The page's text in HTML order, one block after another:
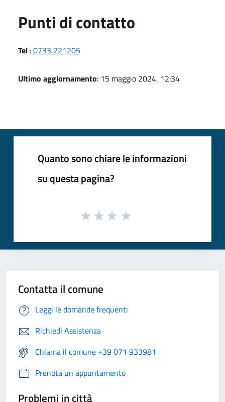
Punti di contatto
Tel :0733 221205
Ultimo aggiornamento: 15 maggio 2024, 12:34
Quanto sono chiare le informazioni
su questa pagina?
Contatta il comune
Leggi le domande frequenti
Richiedi Assistenza
Chiama il comune +39 071 933981
Prenota un appuntamento
Problemi in città